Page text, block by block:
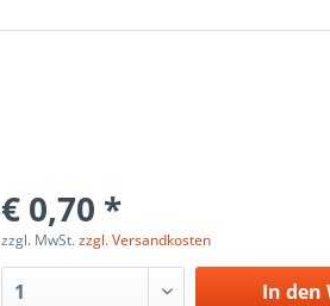
€ 0,70 *
zzgl. MwSt.zzgl. Versandkosten
In den